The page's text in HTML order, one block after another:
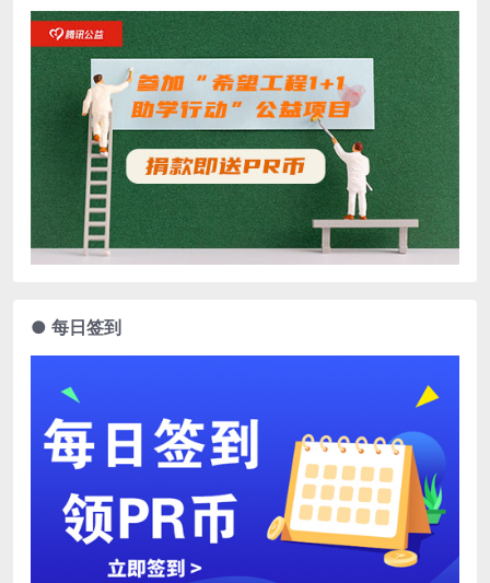
● 每日签到